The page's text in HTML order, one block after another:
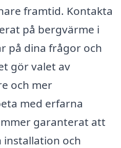
framtid. Kontakta
på bergvärme i
på dina frågor och
gör valet av
och mer
med erfarna
garanterat att
och